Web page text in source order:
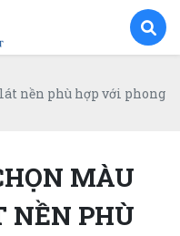
nền phù hợp với phong
MÀU
NỀN PHÙ